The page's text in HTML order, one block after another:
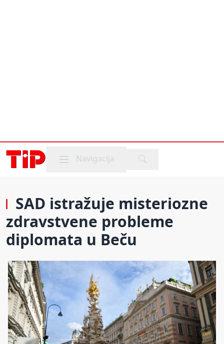
Mobile menu
Navigacija
SAD istražuje misteriozne
zdravstvene probleme
diplomata u Beču